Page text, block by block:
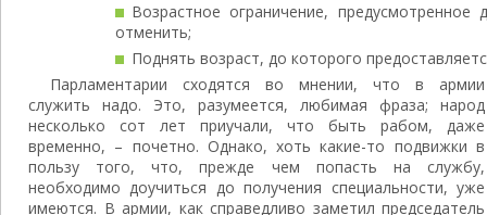
Возрастное ограничение, предусмотренное
отменить;
Поднять возраст, до которого
Парламентарии сходятся во мнении, что в армии
служить надо. Это, разумеется, любимая фраза; народ
несколько сот лет приучали, что быть рабом, даже
временно, – почетно. Однако, хоть какие-то подвижки в
пользу того, что, прежде чем попасть на службу,
необходимо доучиться до получения специальности, уже
имеются. В армии, как справедливо заметил председатель